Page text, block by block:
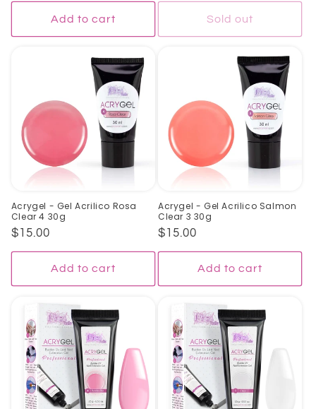
Add to cart Sold out
Acrygel - Gel Acrilico Rosa
Clear 4 30g
Regular
price
$15.00
Add to cart
Acrygel - Gel Acrilico Salmon
Clear 3 30g
Regular
price
$15.00
Add to cart